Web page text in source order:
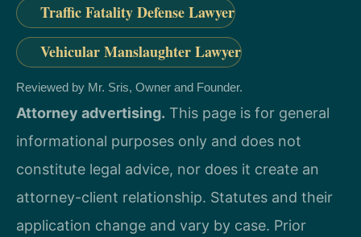
Traffic Fatality Defense Lawyer
Vehicular Manslaughter Lawyer
Reviewed by Mr. Sris, Owner and Founder.
Attorney advertising. This page is for general
informational purposes only and does not
constitute legal advice, nor does it create an
attorney-client relationship. Statutes and their
application change and vary by case. Prior